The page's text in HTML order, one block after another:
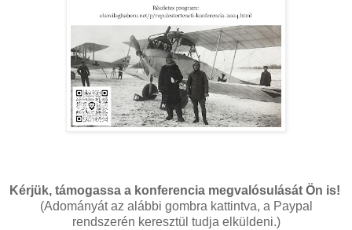
Kérjük, támogassa a konferencia megvalósulását Ön is!
(Adományát az alábbi gombra kattintva, a Paypal
rendszerén keresztül tudja elküldeni.)